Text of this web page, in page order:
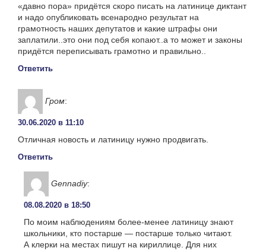
«давно пора» придётся скоро писать на латинице диктант
и надо опубликовать всенародно результат на
грамотность наших депутатов и какие штрафы они
заплатили..это они под себя копают..а то может и законы
придётся переписывать грамотно и правильно..
Ответить
Гром:
30.06.2020 в 11:10
Отличная новость и латиницу нужно продвигать.
Ответить
Gennadiy:
08.08.2020 в 18:50
По моим наблюдениям более-менее латиницу знают
школьники, кто постарше — постарше только читают.
А клерки на местах пишут на кириллице. Для них